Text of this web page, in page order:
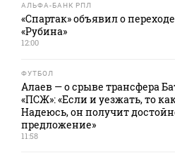
АЛЬФА-БАНК РПЛ
«Спартак» объявил о
«Рубина»
12:00
ФУТБОЛ
Алаев — о срыве трансфера
«ПСЖ»: «Если и уезжать, то
Надеюсь, он получит
предложение»
11:58